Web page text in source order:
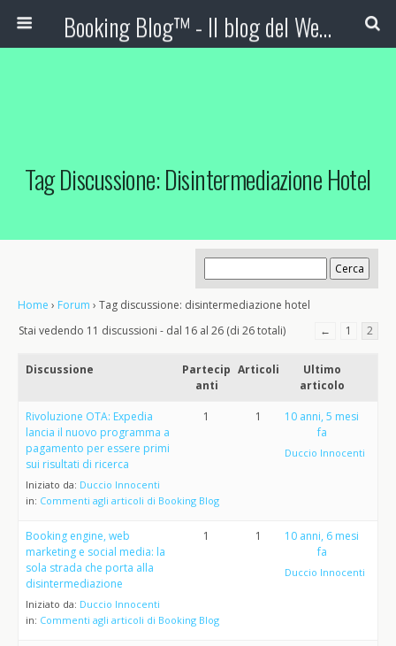
Booking Blog™ - Il blog del Web Marketing Turistico
Tag Discussione: Disintermediazione Hotel
Home › Forum › Tag discussione: disintermediazione hotel
Stai vedendo 11 discussioni - dal 16 al 26 (di 26 totali)
← 1 2
Discussione
Partecip
anti
Articoli
Ultimo
articolo
Rivoluzione OTA: Expedia
lancia il nuovo programma a
pagamento per essere primi
sui risultati di ricerca
Iniziato da: Duccio Innocenti
in: Commenti agli articoli di Booking Blog
1 1
10 anni, 5 mesi
fa
Duccio Innocenti
Booking engine, web
marketing e social media: la
sola strada che porta alla
disintermediazione
Iniziato da: Duccio Innocenti
in: Commenti agli articoli di Booking Blog
1 1
10 anni, 6 mesi
fa
Duccio Innocenti